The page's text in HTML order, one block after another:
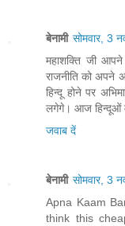
बेनामी सोमवार, 3
महाशक्ति जी
राजनीति को अपने
हिन्दू होने पर
लगेगे। आज हिन्दूओं
जवाब दें
बेनामी सोमवार, 3
Apna Kaam
think this